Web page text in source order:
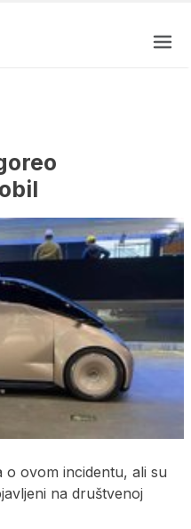
o ovom incidentu, ali su
na društvenoj